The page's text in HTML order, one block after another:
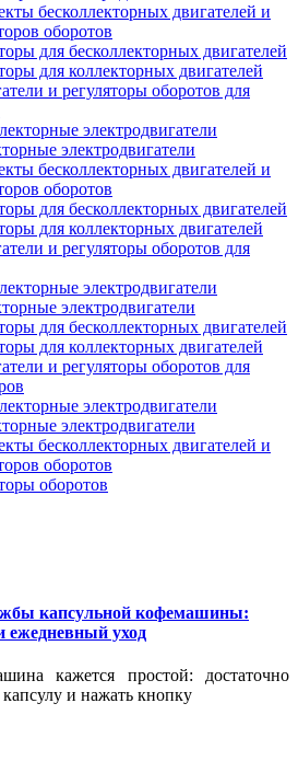
бесколлекторных двигателей и
оборотов
для бесколлекторных двигателей
для коллекторных двигателей
и регуляторы оборотов для
электродвигатели
электродвигатели
бесколлекторных двигателей и
оборотов
для бесколлекторных двигателей
для коллекторных двигателей
и регуляторы оборотов для
электродвигатели
электродвигатели
для бесколлекторных двигателей
для коллекторных двигателей
и регуляторы оборотов для
электродвигатели
электродвигатели
бесколлекторных двигателей и
оборотов
оборотов
капсульной кофемашины:
ежедневный уход
кажется простой: достаточно
и нажать кнопку